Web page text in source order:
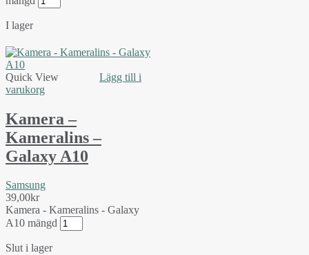
I lager
Quick View
Lägg till i
varukorg
Kamera –
Kameralins –
Galaxy A10
Samsung
39,00kr
Kamera - Kameralins - Galaxy
A10 mängd
Slut i lager